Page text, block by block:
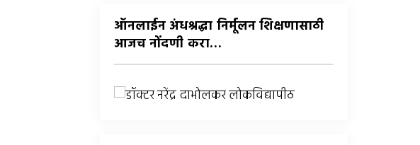
ऑनलाईन अंधश्रद्धा निर्मूलन शिक्षणासाठी
आजच नोंदणी करा…